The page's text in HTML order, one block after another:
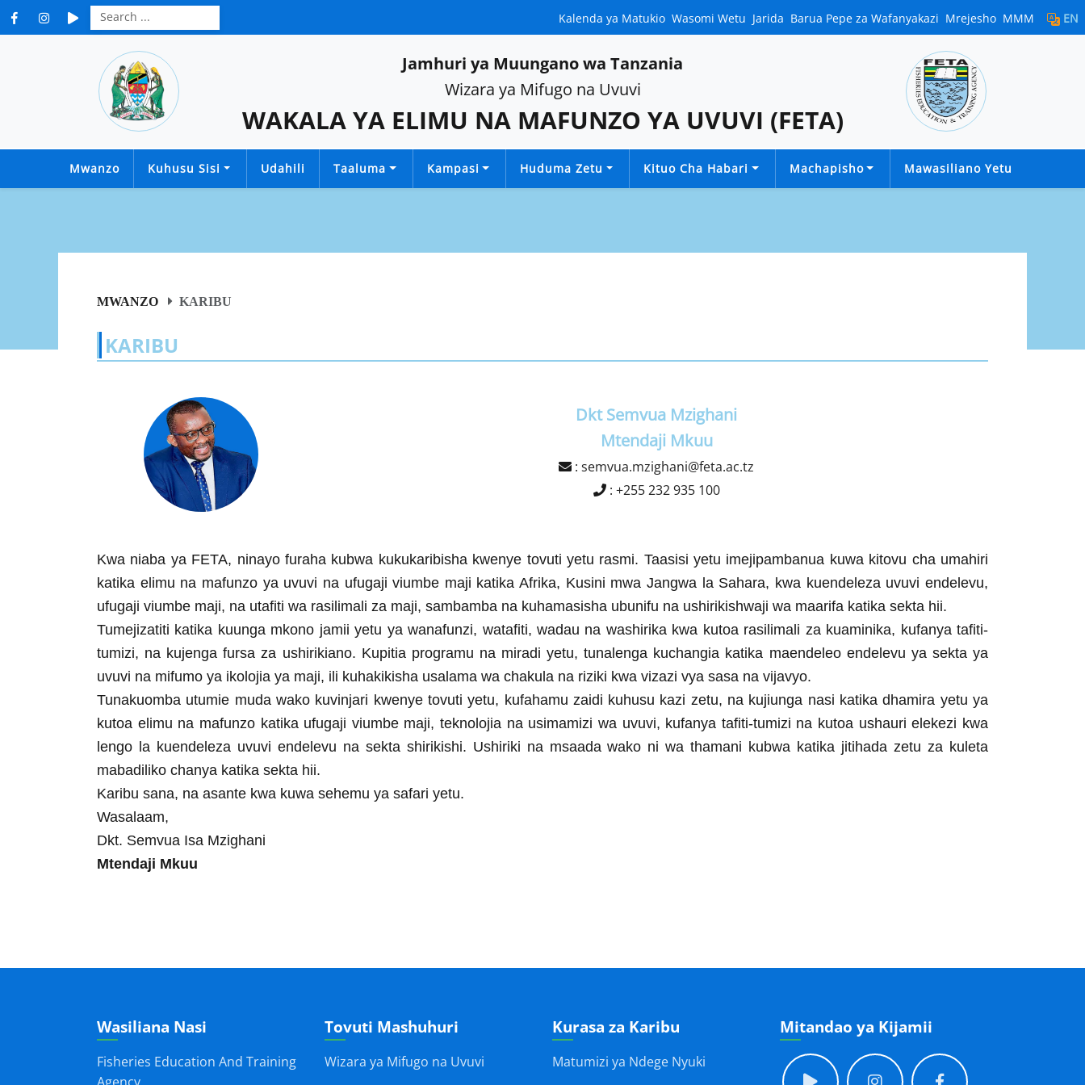
Kalenda ya Matukio Wasomi Wetu Jarida Barua Pepe za Wafanyakazi Mrejesho MMM EN
Jamhuri ya Muungano wa Tanzania
Wizara ya Mifugo na Uvuvi
WAKALA YA ELIMU NA MAFUNZO YA UVUVI (FETA)
Mwanzo Kuhusu Sisi Udahili Taaluma Kampasi Huduma Zetu Kituo Cha Habari Machapisho Mawasiliano Yetu
MWANZO KARIBU
KARIBU
Dkt Semvua Mzighani
Mtendaji Mkuu
: semvua.mzighani@feta.ac.tz
: +255 232 935 100
Kwa niaba ya FETA, ninayo furaha kubwa kukukaribisha kwenye tovuti yetu rasmi. Taasisi yetu imejipambanua kuwa kitovu cha umahiri
katika elimu na mafunzo ya uvuvi na ufugaji viumbe maji katika Afrika, Kusini mwa Jangwa la Sahara, kwa kuendeleza uvuvi endelevu,
ufugaji viumbe maji, na utafiti wa rasilimali za maji, sambamba na kuhamasisha ubunifu na ushirikishwaji wa maarifa katika sekta hii.
Tumejizatiti katika kuunga mkono jamii yetu ya wanafunzi, watafiti, wadau na washirika kwa kutoa rasilimali za kuaminika, kufanya tafiti-
tumizi, na kujenga fursa za ushirikiano. Kupitia programu na miradi yetu, tunalenga kuchangia katika maendeleo endelevu ya sekta ya
uvuvi na mifumo ya ikolojia ya maji, ili kuhakikisha usalama wa chakula na riziki kwa vizazi vya sasa na vijavyo.
Tunakuomba utumie muda wako kuvinjari kwenye tovuti yetu, kufahamu zaidi kuhusu kazi zetu, na kujiunga nasi katika dhamira yetu ya
kutoa elimu na mafunzo katika ufugaji viumbe maji, teknolojia na usimamizi wa uvuvi, kufanya tafiti-tumizi na kutoa ushauri elekezi kwa
lengo la kuendeleza uvuvi endelevu na sekta shirikishi. Ushiriki na msaada wako ni wa thamani kubwa katika jitihada zetu za kuleta
mabadiliko chanya katika sekta hii.
Karibu sana, na asante kwa kuwa sehemu ya safari yetu.
Wasalaam,
Dkt. Semvua Isa Mzighani
Mtendaji Mkuu
Wasiliana Nasi
Fisheries Education And Training
Tovuti Mashuhuri
Wizara ya Mifugo na Uvuvi
Kurasa za Karibu
Matumizi ya Ndege Nyuki
Mitandao ya Kijamii